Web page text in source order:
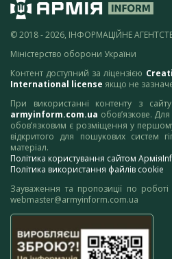
© 2018 - 2026, ІНФОРМАЦІЙНЕ
Міністерство оборони України
Контент доступний за ліцензією
International license якщо не
При використанні контенту з
armyinform.com.ua обов’язкове. Для
обов’язковим є розміщення у
відкритого для пошукових систем
матеріал.
Політика користування сайтом
Політика використання файлів cookie
Зауваження та пропозиції по
webmaster@armyinform.com.ua